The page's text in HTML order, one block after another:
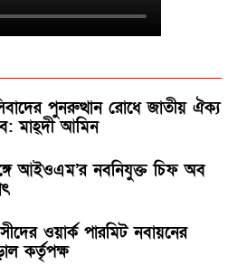
পুনরুত্থান রোধে জাতীয় ঐক্য
মাহ্দী আমিন
সঙ্গে আইওএম’র নবনিযুক্ত চিফ অব
ওয়ার্ক পারমিট নবায়নের
কর্তৃপক্ষ